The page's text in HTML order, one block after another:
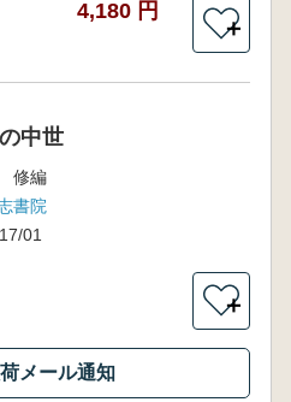
4,180 円
＋
中世
修編
書院
01
＋
メール通知